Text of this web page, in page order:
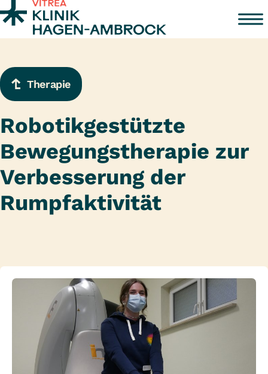
Zum Inhalt springen
Therapie
Robotikgestützte
Bewegungstherapie zur
Verbesserung der
Rumpfaktivität